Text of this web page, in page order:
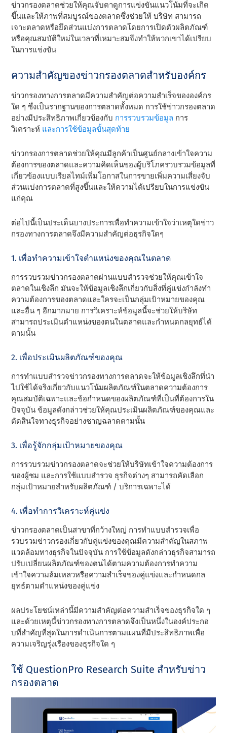
ข่าวกรองตลาดช่วยให้คุณจับตาดูการแข่งขันแนวโน้มที่จะเกิด
ขึ้นและให้ภาพที่สมบูรณ์ของตลาดซึ่งช่วยให้ บริษัท สามารถ
เจาะตลาดหรือยึดส่วนแบ่งการตลาดโดยการเปิดตัวผลิตภัณฑ์
หรือคุณสมบัติใหม่ในเวลาที่เหมาะสมจึงทําให้พวกเขาได้เปรียบ
ในการแข่งขัน
ความสําคัญของข่าวกรองตลาดสําหรับองค์กร
ข่าวกรองทางการตลาดมีความสําคัญต่อความสําเร็จขององค์กร
ใด ๆ ซึ่งเป็นรากฐานของการตลาดทั้งหมด การใช้ข่าวกรองตลาด
อย่างมีประสิทธิภาพเกี่ยวข้องกับ การรวบรวมข้อมูล การ
วิเคราะห์ และการใช้ข้อมูลขั้นสุดท้าย
ข่าวกรองการตลาดช่วยให้คุณมีลูกค้าเป็นศูนย์กลางเข้าใจความ
ต้องการของตลาดและความคิดเห็นของผู้บริโภครวบรวมข้อมูลที่
เกี่ยวข้องแบบเรียลไทม์เพิ่มโอกาสในการขายเพิ่มความเสี่ยงจับ
ส่วนแบ่งการตลาดที่สูงขึ้นและให้ความได้เปรียบในการแข่งขัน
แก่คุณ
ต่อไปนี้เป็นประเด็นบางประการเพื่อทําความเข้าใจว่าเหตุใดข่าว
กรองทางการตลาดจึงมีความสําคัญต่อธุรกิจใดๆ
1. เพื่อทําความเข้าใจตําแหน่งของคุณในตลาด
การรวบรวมข่าวกรองตลาดผ่านแบบสํารวจช่วยให้คุณเข้าใจ
ตลาดในเชิงลึก มันจะให้ข้อมูลเชิงลึกเกี่ยวกับสิ่งที่คู่แข่งกําลังทํา
ความต้องการของตลาดและใครจะเป็นกลุ่มเป้าหมายของคุณ
และอื่น ๆ อีกมากมาย การวิเคราะห์ข้อมูลนี้จะช่วยให้บริษัท
สามารถประเมินตําแหน่งของตนในตลาดและกําหนดกลยุทธ์ได้
ตามนั้น
2. เพื่อประเมินผลิตภัณฑ์ของคุณ
การทําแบบสํารวจข่าวกรองทางการตลาดจะให้ข้อมูลเชิงลึกที่นํา
ไปใช้ได้จริงเกี่ยวกับแนวโน้มผลิตภัณฑ์ในตลาดความต้องการ
คุณสมบัติเฉพาะและข้อกําหนดของผลิตภัณฑ์ที่เป็นที่ต้องการใน
ปัจจุบัน ข้อมูลดังกล่าวช่วยให้คุณประเมินผลิตภัณฑ์ของคุณและ
ตัดสินใจทางธุรกิจอย่างชาญฉลาดตามนั้น
3. เพื่อรู้จักกลุ่มเป้าหมายของคุณ
การรวบรวมข่าวกรองตลาดจะช่วยให้บริษัทเข้าใจความต้องการ
ของผู้ชม และการใช้แบบสํารวจ ธุรกิจต่างๆ สามารถคัดเลือก
กลุ่มเป้าหมายสําหรับผลิตภัณฑ์ / บริการเฉพาะได้
4. เพื่อทําการวิเคราะห์คู่แข่ง
ข่าวกรองตลาดเป็นสาขาที่กว้างใหญ่ การทําแบบสํารวจเพื่อ
รวบรวมข่าวกรองเกี่ยวกับคู่แข่งของคุณมีความสําคัญในสภาพ
แวดล้อมทางธุรกิจในปัจจุบัน การใช้ข้อมูลดังกล่าวธุรกิจสามารถ
ปรับเปลี่ยนผลิตภัณฑ์ของตนได้ตามความต้องการทําความ
เข้าใจความล้มเหลวหรือความสําเร็จของคู่แข่งและกําหนดกล
ยุทธ์ตามตําแหน่งของคู่แข่ง
ผลประโยชน์เหล่านี้มีความสําคัญต่อความสําเร็จของธุรกิจใด ๆ
และด้วยเหตุนี้ข่าวกรองทางการตลาดจึงเป็นหนึ่งในองค์ประกอ
บที่สําคัญที่สุดในการดําเนินการตามแผนที่มีประสิทธิภาพเพื่อ
ความเจริญรุ่งเรืองของธุรกิจใด ๆ
ใช้ QuestionPro Research Suite สําหรับข่าว
กรองตลาด